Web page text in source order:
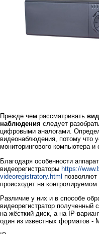
Прежде чем рассматривать
наблюдения следует
цифровыми аналогами.
видеонаблюдения, потому что
мониторингового компьютера
Благодаря особенности
видеорегистраторы https://
videoregistratory.html
происходит на контролируемом
Различие у них и в способе
видеорегистратор полученный
на жёсткий диск, а на IP-
один из известных форматов ‑